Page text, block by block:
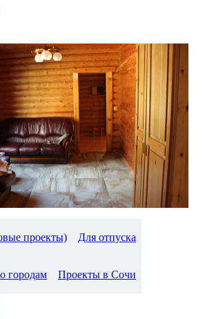
проекты) Для отпуска
городам Проекты в Сочи